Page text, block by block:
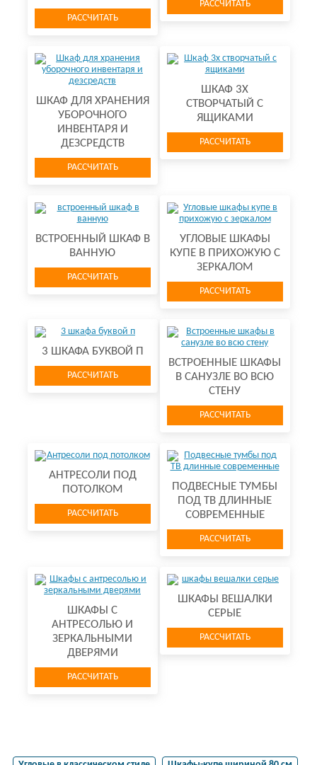
РАССЧИТАТЬ
РАССЧИТАТЬ
ШКАФ ДЛЯ ХРАНЕНИЯ
УБОРОЧНОГО
ИНВЕНТАРЯ И
ДЕЗСРЕДСТВ
РАССЧИТАТЬ
ШКАФ 3Х
СТВОРЧАТЫЙ С
ЯЩИКАМИ
РАССЧИТАТЬ
ВСТРОЕННЫЙ ШКАФ В
ВАННУЮ
РАССЧИТАТЬ
УГЛОВЫЕ ШКАФЫ
КУПЕ В ПРИХОЖУЮ С
ЗЕРКАЛОМ
РАССЧИТАТЬ
3 ШКАФА БУКВОЙ П
РАССЧИТАТЬ
ВСТРОЕННЫЕ ШКАФЫ
В САНУЗЛЕ ВО ВСЮ
СТЕНУ
РАССЧИТАТЬ
АНТРЕСОЛИ ПОД
ПОТОЛКОМ
РАССЧИТАТЬ
ПОДВЕСНЫЕ ТУМБЫ
ПОД ТВ ДЛИННЫЕ
СОВРЕМЕННЫЕ
РАССЧИТАТЬ
ШКАФЫ С
АНТРЕСОЛЬЮ И
ЗЕРКАЛЬНЫМИ
ДВЕРЯМИ
РАССЧИТАТЬ
ШКАФЫ ВЕШАЛКИ
СЕРЫЕ
РАССЧИТАТЬ